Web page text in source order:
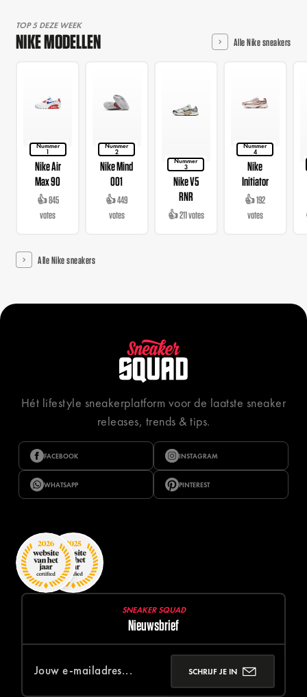
TOP 5 DEZE WEEK
NIKE MODELLEN Alle Nike sneakers
Nummer
1
Nike Air
Max 90
👍 845
votes
Nummer
2
Nike Mind
001
👍 449
votes
Nummer
3
Nike V5
RNR
👍 211 votes
Nummer
4
Nike
Initiator
👍 192
votes
Alle Nike sneakers
Hét lifestyle sneakerplatform voor de laatste sneaker
releases, trends & tips.
FACEBOOK INSTAGRAM
WHATSAPP PINTEREST
SNEAKER SQUAD
Nieuwsbrief
SCHRIJF JE IN